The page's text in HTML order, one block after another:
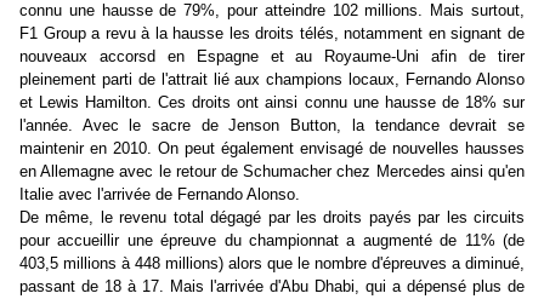
connu une hausse de 79%, pour atteindre 102 millions. Mais surtout,
F1 Group a revu à la hausse les droits télés, notamment en signant de
nouveaux accorsd en Espagne et au Royaume-Uni afin de tirer
pleinement parti de l'attrait lié aux champions locaux, Fernando Alonso
et Lewis Hamilton. Ces droits ont ainsi connu une hausse de 18% sur
l'année. Avec le sacre de Jenson Button, la tendance devrait se
maintenir en 2010. On peut également envisagé de nouvelles hausses
en Allemagne avec le retour de Schumacher chez Mercedes ainsi qu'en
Italie avec l'arrivée de Fernando Alonso.
De même, le revenu total dégagé par les droits payés par les circuits
pour accueillir une épreuve du championnat a augmenté de 11% (de
403,5 millions à 448 millions) alors que le nombre d'épreuves a diminué,
passant de 18 à 17. Mais l'arrivée d'Abu Dhabi, qui a dépensé plus de